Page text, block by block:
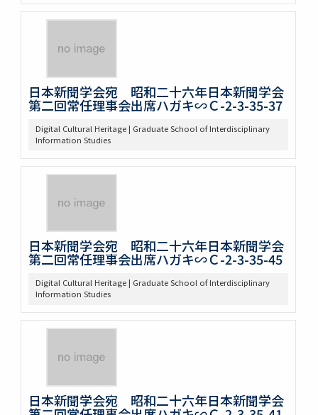
日本新聞学会宛 昭和二十六年日本新聞学会
第二回常任理事会出席ハガキ∽Ｃ-2-3-35-37
Digital Cultural Heritage | Graduate School of Interdisciplinary
Information Studies
日本新聞学会宛 昭和二十六年日本新聞学会
第二回常任理事会出席ハガキ∽Ｃ-2-3-35-45
Digital Cultural Heritage | Graduate School of Interdisciplinary
Information Studies
日本新聞学会宛 昭和二十六年日本新聞学会